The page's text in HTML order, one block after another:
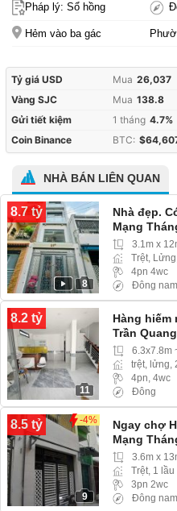
Pháp lý: Sổ hồng
Hẻm vào ba gác
Tỷ giá USD Mua 26,037
Vàng SJC
Mua 138.8
Gửi tiết kiệm
1 tháng 4.7%
Coin Binance
BTC:
NHÀ BÁN LIÊN QUAN
8.7 tỷ
8
Nhà đẹp.
Mạng
3.1m x
Trệt,
4pn 4wc
Đông nam
8.2 tỷ
11
Hàng hiếm
Trần
6.3x7.8m
trệt, lửng,
4pn, 4wc
Đông
8.5 tỷ -4%
9
Ngay chợ
Mạng
3.6m x
Trệt, 1 lầu
3pn 2wc
Đông nam